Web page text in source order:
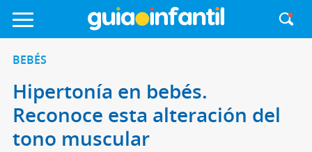
BEBÉS
Hipertonía en bebés.
Reconoce esta alteración del
tono muscular